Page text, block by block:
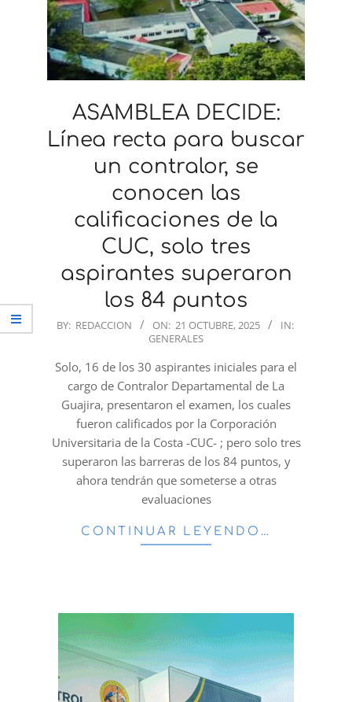
ASAMBLEA DECIDE:
Línea recta para buscar
un contralor, se
conocen las
calificaciones de la
CUC, solo tres
aspirantes superaron
los 84 puntos
2025-
21
BY: REDACCION ON: 21 OCTUBRE, 2025
IN:
GENERALES
Solo, 16 de los 30 aspirantes iniciales para el
cargo de Contralor Departamental de La
Guajira, presentaron el examen, los cuales
fueron calificados por la Corporación
Universitaria de la Costa -CUC- ; pero solo tres
superaron las barreras de los 84 puntos, y
ahora tendrán que someterse a otras
evaluaciones
CONTINUAR LEYENDO…